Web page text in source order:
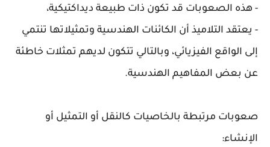
- هذه الصعوبات قد تكون ذات طبيعة ديداكتيكية،
- يعتقد التلاميذ أن الكائنات الهندسية وتمثيلاتها تنتمي
إلى الواقع الفيزيائي، وبالتالي تتكون لديهم تمثلات خاطئة
عن بعض المفاهيم الهندسية.
صعوبات مرتبطة بالخاصيات كالنقل أو التمثيل أو
الإنشاء: